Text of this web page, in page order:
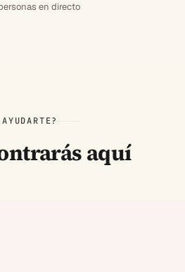
en directo
aquí